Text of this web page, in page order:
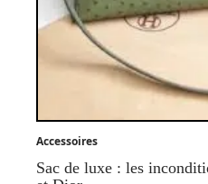
Accessoires
Sac de luxe : les